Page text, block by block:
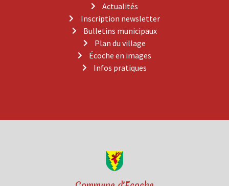
Actualités
Inscription newsletter
Bulletins municipaux
Plan du village
Écoche en images
Infos pratiques